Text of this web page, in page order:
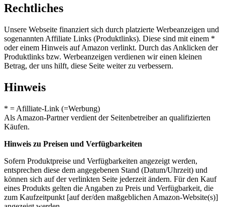
Rechtliches
Unsere Webseite finanziert sich durch platzierte Werbeanzeigen und
sogenannten Affiliate Links (Produktlinks). Diese sind mit einem *
oder einem Hinweis auf Amazon verlinkt. Durch das Anklicken der
Produktlinks bzw. Werbeanzeigen verdienen wir einen kleinen
Betrag, der uns hilft, diese Seite weiter zu verbessern.
Hinweis
* = Afilliate-Link (=Werbung)
Als Amazon-Partner verdient der Seitenbetreiber an qualifizierten
Käufen.
Hinweis zu Preisen und Verfügbarkeiten
Sofern Produktpreise und Verfügbarkeiten angezeigt werden,
entsprechen diese dem angegebenen Stand (Datum/Uhrzeit) und
können sich auf der verlinkten Seite jederzeit ändern. Für den Kauf
eines Produkts gelten die Angaben zu Preis und Verfügbarkeit, die
zum Kaufzeitpunkt [auf der/den maßgeblichen Amazon-Website(s)]